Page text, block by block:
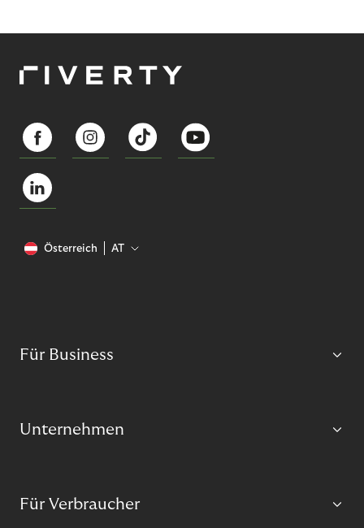
Österreich AT
Für Business
Unternehmen
Für Verbraucher